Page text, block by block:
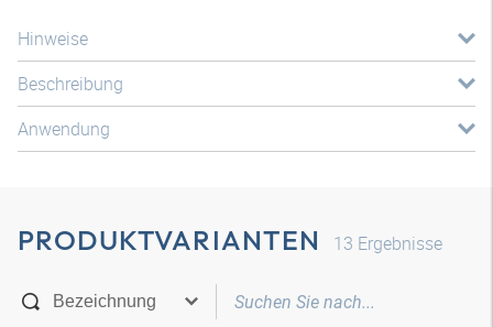
Hinweise
Beschreibung
Anwendung
PRODUKTVARIANTEN 13 Ergebnisse